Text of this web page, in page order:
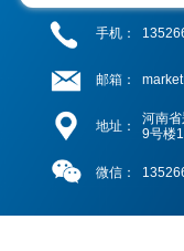
手机：
邮箱：
地址：
河南
9号楼
微信：